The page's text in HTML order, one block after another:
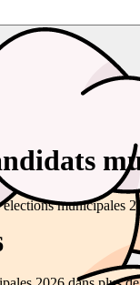
municipales